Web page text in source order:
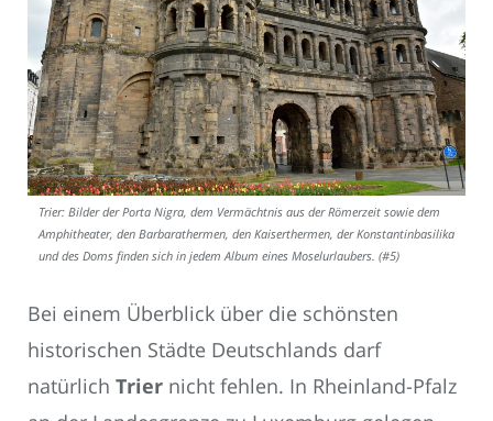
Trier: Bilder der Porta Nigra, dem Vermächtnis aus der Römerzeit sowie dem
Amphitheater, den Barbarathermen, den Kaiserthermen, der Konstantinbasilika
und des Doms finden sich in jedem Album eines Moselurlaubers. (#5)
Bei einem Überblick über die schönsten
historischen Städte Deutschlands darf
natürlich Trier nicht fehlen. In Rheinland-Pfalz